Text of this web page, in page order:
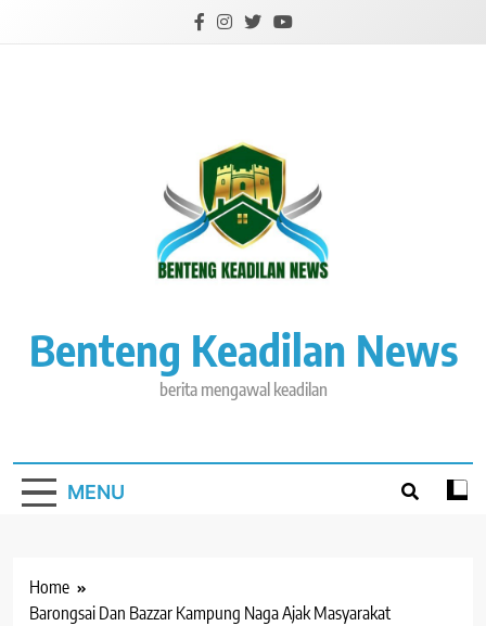
Benteng Keadilan News
berita mengawal keadilan
MENU
Home
Barongsai Dan Bazzar Kampung Naga Ajak Masyarakat